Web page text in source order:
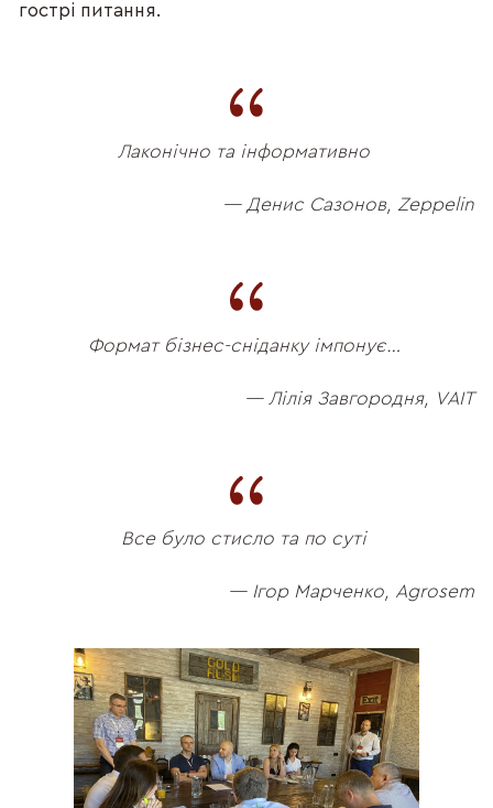
гострі питання.
Лаконічно та інформативно
— Денис Сазонов, Zeppelin
Формат бізнес-сніданку імпонує…
— Лілія Завгородня, VAIT
Все було стисло та по суті
— Ігор Марченко, Agrosem